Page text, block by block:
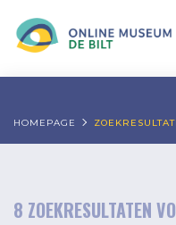
HOMEPAGE
8 ZOEKRESULTATEN